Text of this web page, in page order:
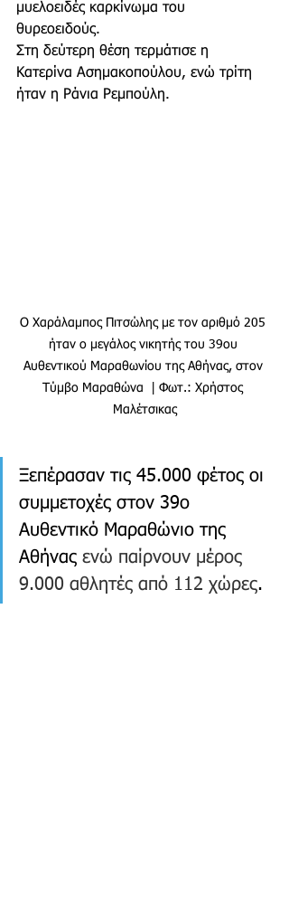
μυελοειδές καρκίνωμα του
θυρεοειδούς.
Στη δεύτερη θέση τερμάτισε η
Κατερίνα Ασημακοπούλου, ενώ τρίτη
ήταν η Ράνια Ρεμπούλη.
Ο Χαράλαμπος Πιτσώλης με τον αριθμό 205
ήταν ο μεγάλος νικητής του 39ου
Αυθεντικού Μαραθωνίου της Αθήνας, στον
Τύμβο Μαραθώνα  | Φωτ.: Χρήστος
Μαλέτσικας
Ξεπέρασαν τις 45.000 φέτος οι
συμμετοχές στον 39ο
Αυθεντικό Μαραθώνιο της
Αθήνας ενώ παίρνουν μέρος
9.000 αθλητές από 112 χώρες.